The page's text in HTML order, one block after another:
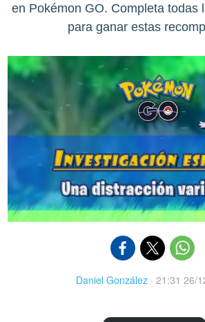
en Pokémon GO. Completa todas
para ganar estas
Daniel González · 21:31 26/